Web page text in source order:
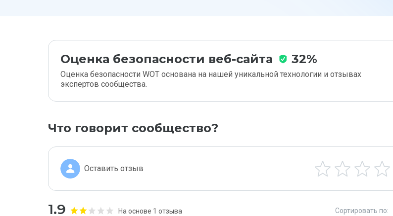
Оценка безопасности веб-сайта 32%
Оценка безопасности WOT основана на нашей уникальной технологии и отзывах
экспертов сообщества.
Что говорит сообщество?
Оставить отзыв
1.9 На основе 1 отзыва Сортировать по: